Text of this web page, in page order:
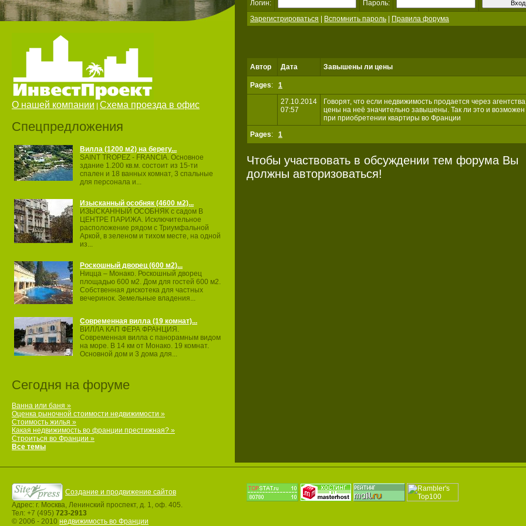
О нашей компании Схема проезда в офис
Спецпредложения
Вилла (1200 м2) на берегу...
SAINT TROPEZ ‐ FRANCIA. Основное
здание 1.200 кв.м. состоит из 15‐ти
спален и 18 ванных комнат, 3 спальные
для персонала и...
Изысканный особняк (4600 м2)...
ИЗЫСКАННЫЙ ОСОБНЯК с садом В
ЦЕНТРЕ ПАРИЖА. Исключительное
расположение рядом с Триумфальной
Аркой, в зеленом и тихом месте, на одной
из...
Роскошный дворец (600 м2)...
Ницца – Монако. Роскошный дворец
площадью 600 м2. Дом для гостей 600 м2.
Собственная дискотека для частных
вечеринок. Земельные владения...
Современная вилла (19 комнат)...
ВИЛЛА КАП ФЕРА ФРАНЦИЯ.
Современная вилла с панорамным видом
на море. В 14 км от Монако. 19 комнат.
Основной дом и 3 дома для...
Сегодня на форуме
Ванна или баня »
Оценка рыночной стоимости недвижимости »
Стоимость жилья »
Какая недвижимость во франции престижная? »
Строиться во Франции »
Все темы
Логин:
Пароль:
Зарегистрироваться
Вспомнить пароль Правила форума
Автор Дата Завышены ли цены
Pages: 1
27.10.2014
07:57
Говорят, что если недвижимость продается через
цены на неё значительно завышены. Так ли это и возможен
при приобретении квартиры во Франции
Pages: 1
Чтобы участвовать в обсуждении тем форума Вы
должны авторизоваться!
Создание и продвижение сайтов
Адрес: г. Москва, Ленинский проспект, д. 1, оф. 405.
Тел: +7 (495) 723-2913
© 2006 - 2010 недвижимость во Франции